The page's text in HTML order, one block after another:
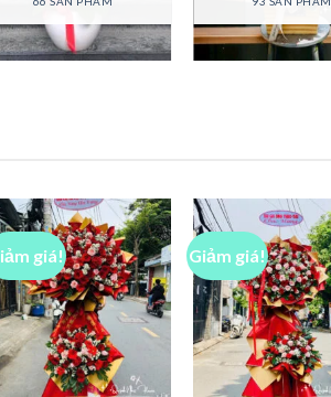
giá! Giảm giá!